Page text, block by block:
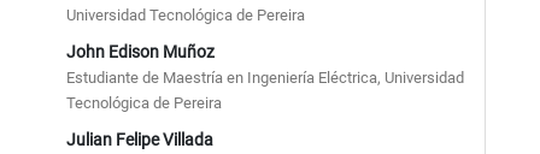
Universidad Tecnológica de Pereira
John Edison Muñoz
Estudiante de Maestría en Ingeniería Eléctrica, Universidad
Tecnológica de Pereira
Julian Felipe Villada